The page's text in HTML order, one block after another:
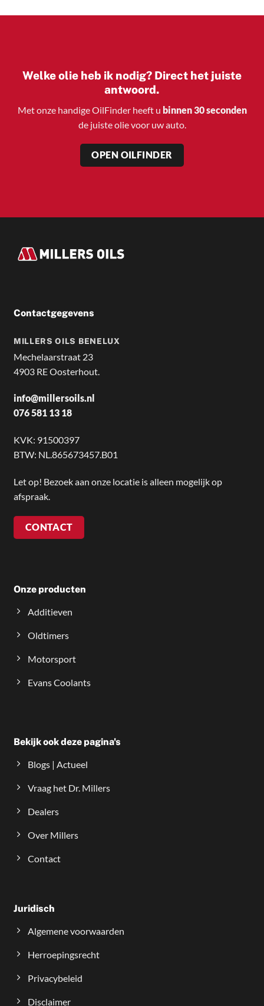
Welke olie heb ik nodig? Direct het juiste
antwoord.
Met onze handige OilFinder heeft u binnen 30 seconden
de juiste olie voor uw auto.
OPEN OILFINDER
Contactgegevens
MILLERS OILS BENELUX
Mechelaarstraat 23
4903 RE Oosterhout.
info@millersoils.nl
076 581 13 18
KVK: 91500397
BTW: NL.865673457.B01
Let op! Bezoek aan onze locatie is alleen mogelijk op
afspraak.
CONTACT
Onze producten
Additieven
Oldtimers
Motorsport
Evans Coolants
Bekijk ook deze pagina's
Blogs | Actueel
Vraag het Dr. Millers
Dealers
Over Millers
Contact
Juridisch
Algemene voorwaarden
Herroepingsrecht
Privacybeleid
Disclaimer